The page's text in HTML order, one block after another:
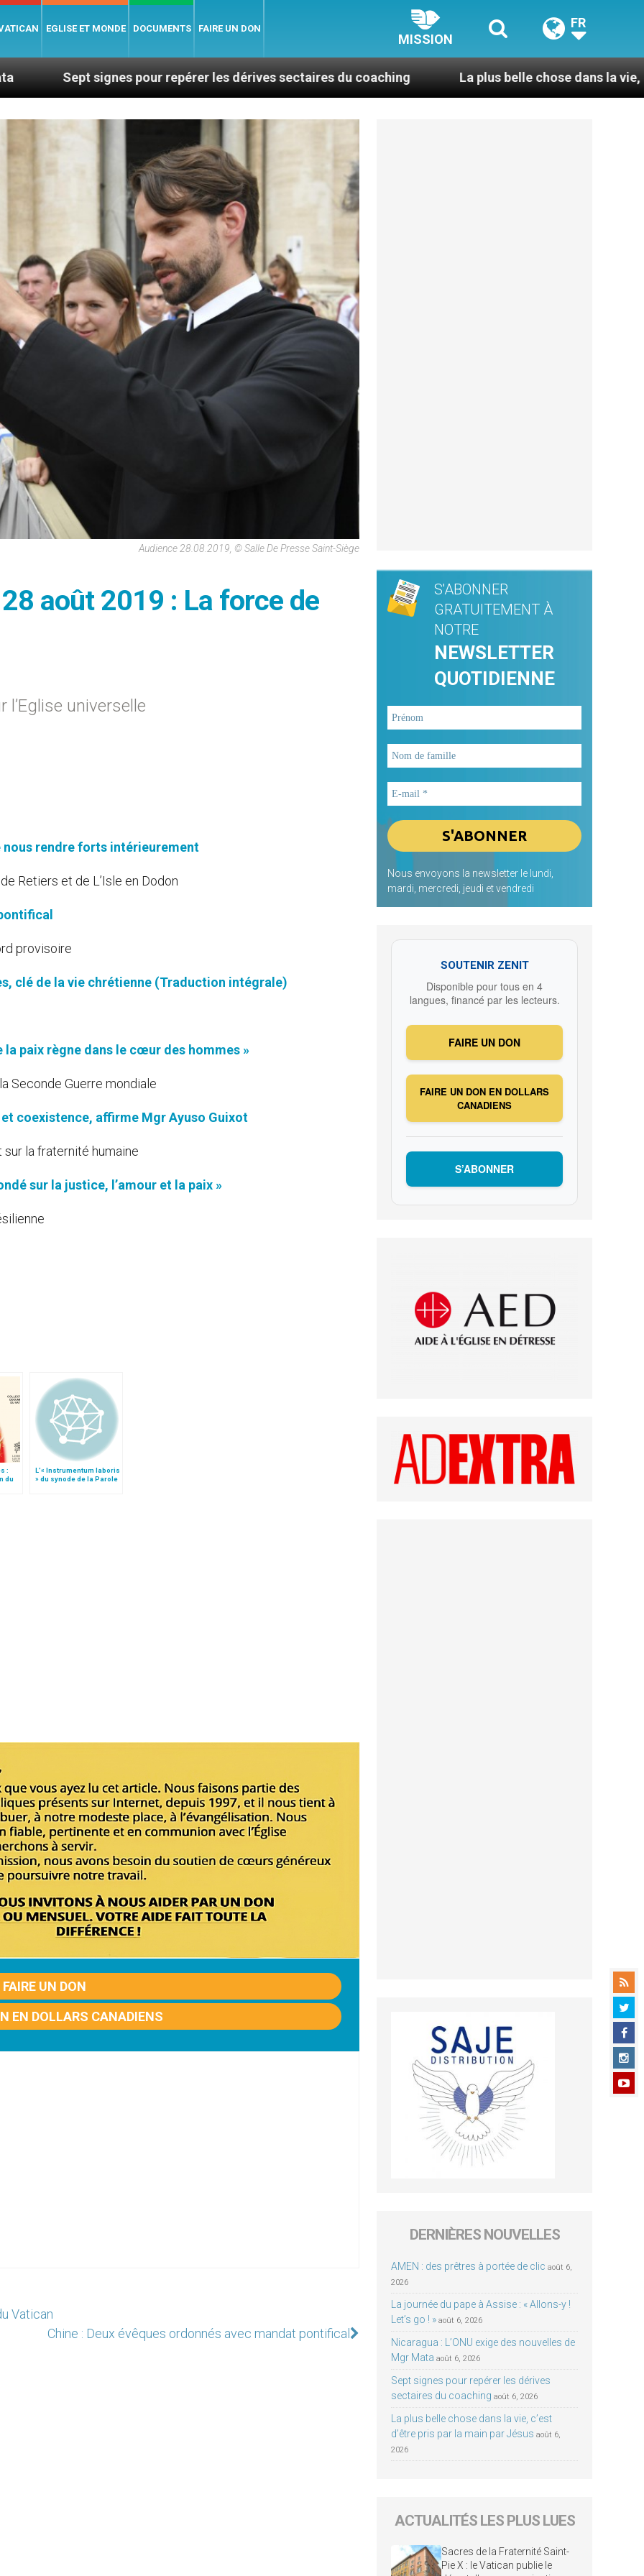
EGLISE ET MONDE DOCUMENTS FAIRE UN DON
MISSION
FR
pour repérer les dérives sectaires du coaching La plus belle chose dans la vie, c’est d’être
Audience 28.08.2019, © Salle De Presse Saint-Siège
août 2019 : La force de
universelle
nous rendre forts intérieurement
Retiers et de L’Isle en Dodon
provisoire
clé de la vie chrétienne (Traduction intégrale)
la paix règne dans le cœur des hommes »
Seconde Guerre mondiale
coexistence, affirme Mgr Ayuso Guixot
la fraternité humaine
sur la justice, l’amour et la paix »
:
du
L’« Instrumentum laboris
» du synode de la Parole
FAIRE UN DON
EN DOLLARS CANADIENS
Vatican
Chine : Deux évêques ordonnés avec mandat pontifical
S'ABONNER
GRATUITEMENT À
NOTRE
NEWSLETTER
QUOTIDIENNE
Nous envoyons la newsletter le lundi,
mardi, mercredi, jeudi et vendredi
SOUTENIR ZENIT
Disponible pour tous en 4
langues, financé par les lecteurs.
FAIRE UN DON
FAIRE UN DON EN DOLLARS
CANADIENS
S’ABONNER
DERNIÈRES NOUVELLES
AMEN : des prêtres à portée de clic août 6,
2026
La journée du pape à Assise : « Allons-y !
Let’s go ! » août 6, 2026
Nicaragua : L’ONU exige des nouvelles de
Mgr Mata août 6, 2026
Sept signes pour repérer les dérives
sectaires du coaching août 6, 2026
La plus belle chose dans la vie, c’est
d’être pris par la main par Jésus août 6,
2026
ACTUALITÉS LES PLUS LUES
Sacres de la Fraternité Saint-
Pie X : le Vatican publie le